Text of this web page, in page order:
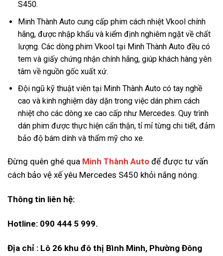
S450.
Minh Thành Auto cung cấp phim cách nhiệt Vkool chính
hãng, được nhập khẩu và kiểm định nghiêm ngặt về chất
lượng. Các dòng phim Vkool tại Minh Thành Auto đều có
tem và giấy chứng nhận chính hãng, giúp khách hàng yên
tâm về nguồn gốc xuất xứ.
Đội ngũ kỹ thuật viên tại Minh Thành Auto có tay nghề
cao và kinh nghiệm dày dặn trong việc dán phim cách
nhiệt cho các dòng xe cao cấp như Mercedes. Quy trình
dán phim được thực hiện cẩn thận, tỉ mỉ từng chi tiết, đảm
bảo độ bám dính và thẩm mỹ cho xe.
Đừng quên ghé qua Minh Thành Auto để được tư vấn
cách bảo vệ xế yêu Mercedes S450 khỏi nắng nóng.
Thông tin liên hệ:
Hotline: 090 444 5 999.
Địa chỉ : Lô 26 khu đô thị Bình Minh, Phường Đông